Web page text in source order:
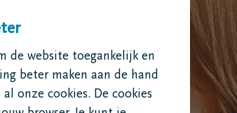
de website toegankelijk en
beter maken aan de hand
onze cookies. De cookies